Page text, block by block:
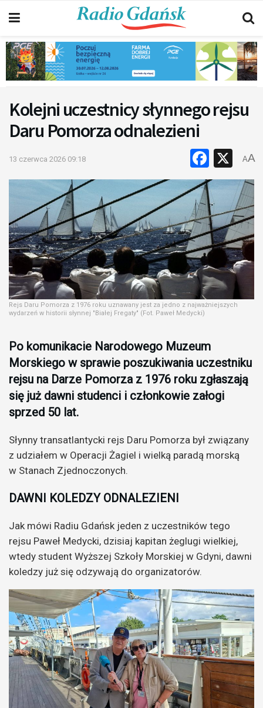
Kolejni uczestnicy słynnego rejsu
Daru Pomorza odnalezieni
13 czerwca 2026 09:18 X
AA
Rejs Daru Pomorza z 1976 roku uznawany jest za jedno z najważniejszych
wydarzeń w historii słynnej "Białej Fregaty" (Fot. Paweł Medycki)
Po komunikacie Narodowego Muzeum
Morskiego w sprawie poszukiwania uczestniku
rejsu na Darze Pomorza z 1976 roku zgłaszają
się już dawni studenci i członkowie załogi
sprzed 50 lat.
Słynny transatlantycki rejs Daru Pomorza był związany
z udziałem w Operacji Żagiel i wielką paradą morską
w Stanach Zjednoczonych.
DAWNI KOLEDZY ODNALEZIENI
Jak mówi Radiu Gdańsk jeden z uczestników tego
rejsu Paweł Medycki, dzisiaj kapitan żeglugi wielkiej,
wtedy student Wyższej Szkoły Morskiej w Gdyni, dawni
koledzy już się odzywają do organizatorów.